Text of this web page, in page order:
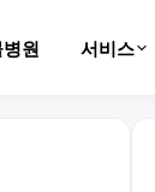
원 서비스